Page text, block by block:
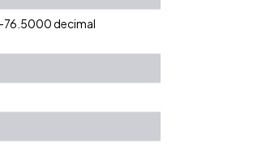
76.5000 decimal